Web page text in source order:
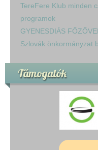
TereFere Klub minden
programok
GYENESDIÁS
Szlovák önkormányzat
Támogatók